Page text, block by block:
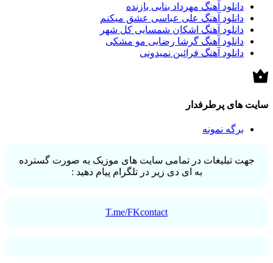
دانلود آهنگ مهرداد بنایی بازنده
دانلود آهنگ علی عباسی عشق میکنم
دانلود آهنگ اشکان شمسایی کل شهر
دانلود آهنگ گرشا رضایی مو مشکی
دانلود آهنگ فرائین نمیدونی
سایت های پرطرفدار
برگه نمونه
جهت تبلیغات در تمامی سایت های موزیک به صورت گسترده
به ای دی زیر در تلگرام پیام دهید :
T.me/FKcontact